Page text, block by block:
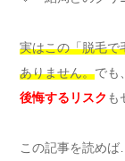
実はこの「脱毛で
ありません。でも
後悔するリスク も
この記事を読めば…